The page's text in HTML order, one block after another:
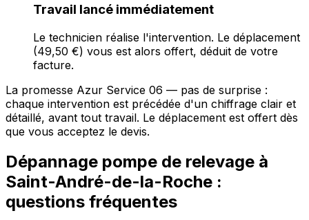
Travail lancé immédiatement
Le technicien réalise l'intervention. Le déplacement
(49,50 €) vous est alors offert, déduit de votre
facture.
La promesse Azur Service 06 — pas de surprise :
chaque intervention est précédée d'un chiffrage clair et
détaillé, avant tout travail. Le déplacement est offert dès
que vous acceptez le devis.
Dépannage pompe de relevage à
Saint-André-de-la-Roche :
questions fréquentes